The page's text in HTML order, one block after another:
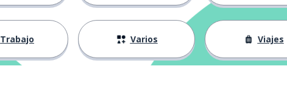
1º
Trabajo Varios Viajes